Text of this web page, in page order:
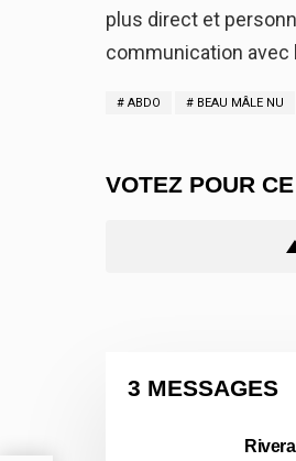
plus direct et
communication avec
ABDO BEAU MÂLE NU
VOTEZ POUR
3 MESSAGES
Rivera